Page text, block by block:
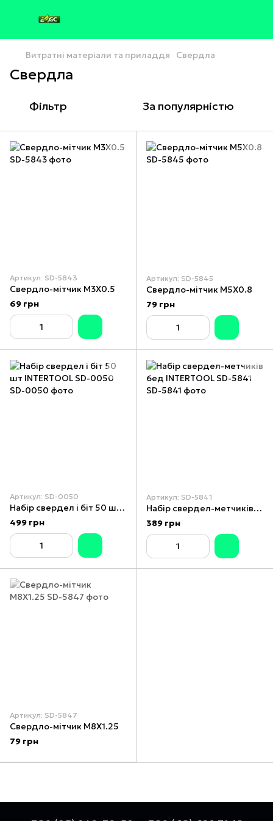
Витратні матеріали та приладдя Свердла
Свердла
Фільтр За популярністю
Артикул: SD-5843
Свердло-мітчик M3X0.5
69 грн
Артикул: SD-5845
Свердло-мітчик M5X0.8
79 грн
Артикул: SD-0050
Набір свердел і біт 50 шт INTERTOOL SD-0050
499 грн
Артикул: SD-5841
Набір свердел-метчиків 6ед INTERTOOL SD-5841
389 грн
Артикул: SD-5847
Свердло-мітчик M8X1.25
79 грн